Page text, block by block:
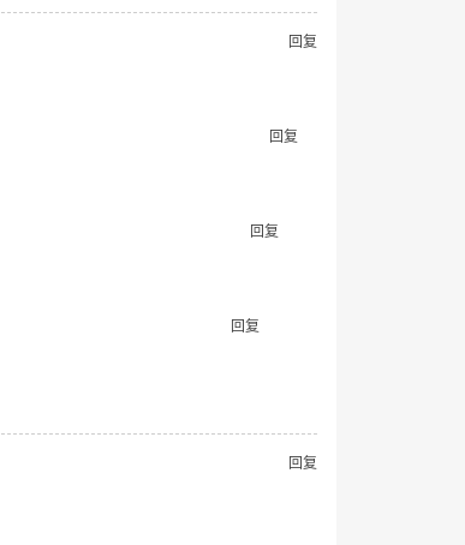
回复
回复
回复
回复
回复